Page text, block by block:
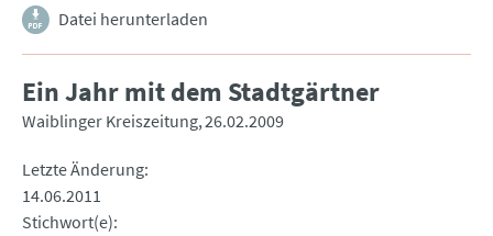
Datei herunterladen
Ein Jahr mit dem Stadtgärtner
Waiblinger Kreiszeitung 26.02.2009
Letzte Änderung
14.06.2011
Stichwort(e)